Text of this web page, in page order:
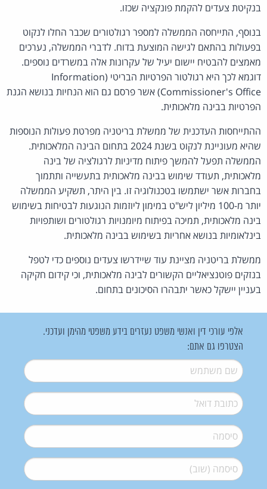
בנקיטת צעדים להקמת פונקציה שכזו.
בנוסף, התייחסה הממשלה למספר רגולטורים שכבר החלו לנקוט
בפעולות בהתאם לגישה המוצעת בדוח. לדברי הממשלה, נערכים
מאמצים להבטיח יישום יעיל של עקרונות אלה במשרדים נוספים.
דוגמא לכך היא רגולטור הפרטיות הבריטי (Information
Commissioner's Office) אשר פרסם גם הוא הנחיות בנושא הגנת
הפרטיות בבינה מלאכותית.
ההתייחסות העדכנית של ממשלת בריטניה מפרטת פעולות הנוספות
שהיא מעוניינת לנקוט בשנת 2024 בתחום הבינה המלאכותית.
הממשלה תפעל להמשך פיתוח מדיניות לרגולציה של בינה
מלאכותית, תעודד שימוש בבינה מלאכותית בתעשייה ותתמוך
בחברות אשר ישתמשו בטכנולוגיה זו. בין היתר, תשקיע הממשלה
יותר מ-100 מיליון ליש"ט במימון ליוזמות הנוגעות לבטיחות בשימוש
בינה מלאכותית, תמיכה בפיתוח מיומנויות רגולטורים ושותפויות
בינלאומיות בנושא אחריות בשימוש בבינה מלאכותית.
ממשלת בריטניה מציינת עוד שיידרשו צעדים נוספים כדי לטפל
בנזקים פוטנציאליים הקשורים לבינה מלאכותית, וכי קידום חקיקה
בעניין יישקל כאשר יתבהרו הסיכונים בתחום.
אלפי עורכי דין ואנשי משפט נעזרים בידע משפטי מהימן ועדכני.
הצטרפו גם אתם:
שם משתמש*
דואל*
סיסמה*
סיסמה (שוב)*